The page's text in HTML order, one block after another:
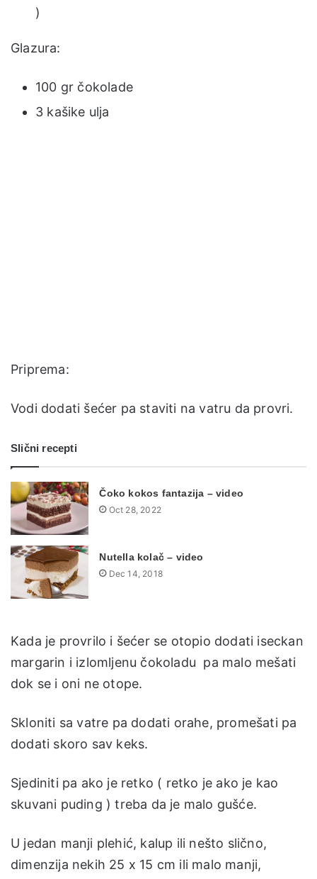
)
Glazura:
100 gr čokolade
3 kašike ulja
Priprema:
Vodi dodati šećer pa staviti na vatru da provri.
Slični recepti
Čoko kokos fantazija – video
Oct 28, 2022
Nutella kolač – video
Dec 14, 2018
Kada je provrilo i šećer se otopio dodati iseckan
margarin i izlomljenu čokoladu pa malo mešati
dok se i oni ne otope.
Skloniti sa vatre pa dodati orahe, promešati pa
dodati skoro sav keks.
Sjediniti pa ako je retko ( retko je ako je kao
skuvani puding ) treba da je malo gušće.
U jedan manji plehić, kalup ili nešto slično,
dimenzija nekih 25 x 15 cm ili malo manji,